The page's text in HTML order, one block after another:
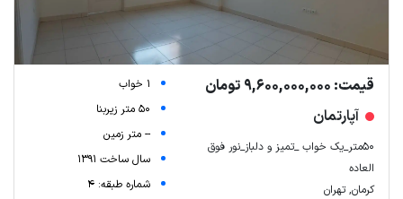
قیمت: 9,600,000,000 تومان
آپارتمان
50متر_یک خواب _تمیز و دلباز_نور فوق
العاده
کرمان, تهران
1 خواب
50 متر زیربنا
-- متر زمین
سال ساخت 1391
شماره طبقه: 4